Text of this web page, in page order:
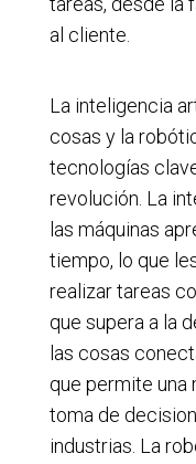
al cliente.
La inteligencia
cosas y la
tecnologías
revolución. La
las máquinas
tiempo, lo que
realizar tareas
que supera a la
las cosas
que permite una
toma de
industrias. La